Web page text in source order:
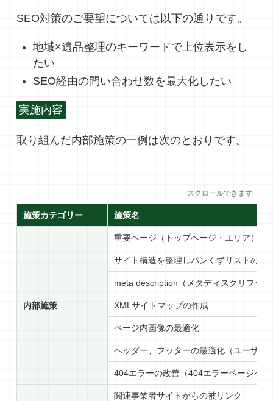
SEO対策のご要望については以下の通りです。
地域×遺品整理のキーワードで上位表示をし
たい
SEO経由の問い合わせ数を最大化したい
実施内容
取り組んだ内部施策の一例は次のとおりです。
スクロールできます
施策カテゴリー 施策名
内部施策
重要ページ（トップページ・エリア）へ
サイト構造を整理しパンくずリストの最
meta description（メタディスクリプシ
XMLサイトマップの作成
ページ内画像の最適化
ヘッダー、フッターの最適化（ユーザー
404エラーの改善（404エラーページへ
関連事業者サイトからの被リンク